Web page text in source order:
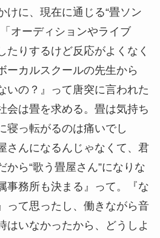
けに、現在に通じる“畳ソン
オーディションやライブ
たりするけど反応がよくなく
ーカルスクールの先生から
いの？』って唐突に言われた
会は畳を求める。畳は気持ち
寝っ転がるのは痛いでし
んになるんじゃなくて、君
から“歌う畳屋さん”になりな
事務所も決まる』って。『な
って思ったし、働きながら音
はいなかったから、どうしよ